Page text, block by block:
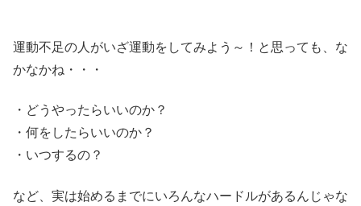
運動不足の人がいざ運動をしてみよう～！と思っても、な
かなかね・・・
・どうやったらいいのか？
・何をしたらいいのか？
・いつするの？
など、実は始めるまでにいろんなハードルがあるんじゃな